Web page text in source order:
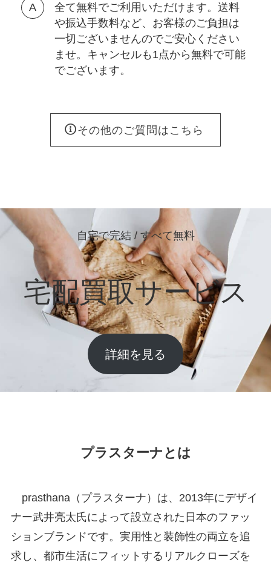
全て無料でご利用いただけます。送料
や振込手数料など、お客様のご負担は
一切ございませんのでご安心ください
ませ。キャンセルも1点から無料で可能
でございます。
その他のご質問はこちら
自宅で完結 / すべて無料
宅配買取サービス
詳細を見る
プラスターナとは
prasthana（プラスターナ）は、2013年にデザイ
ナー武井亮太氏によって設立された日本のファッ
ションブランドです。実用性と装飾性の両立を追
求し、都市生活にフィットするリアルクローズを